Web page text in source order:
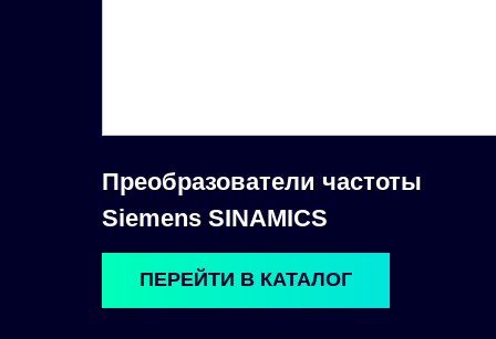
Преобразователи частоты
Siemens SINAMICS
ПЕРЕЙТИ В КАТАЛОГ